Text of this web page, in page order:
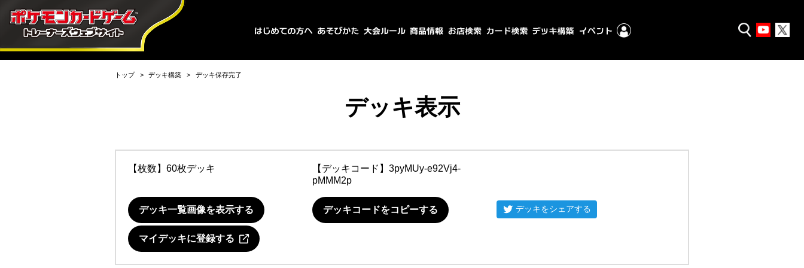
トップ デッキ構築 デッキ保存完了
デッキ表示
【枚数】60枚デッキ 【デッキコード】 3pyMUy-e92Vj4-
pMMM2p
デッキ一覧画像を表示する デッキコードをコピーする デッキをシェアする
マイデッキに登録する